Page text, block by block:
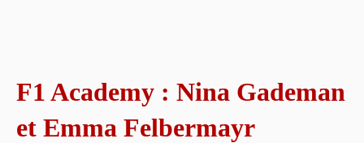
F1 Academy : Nina Gademan
et Emma Felbermayr